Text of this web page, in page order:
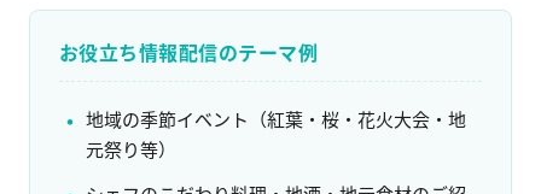
お役立ち情報配信のテーマ例
地域の季節イベント（紅葉・桜・花火大会・地
元祭り等）